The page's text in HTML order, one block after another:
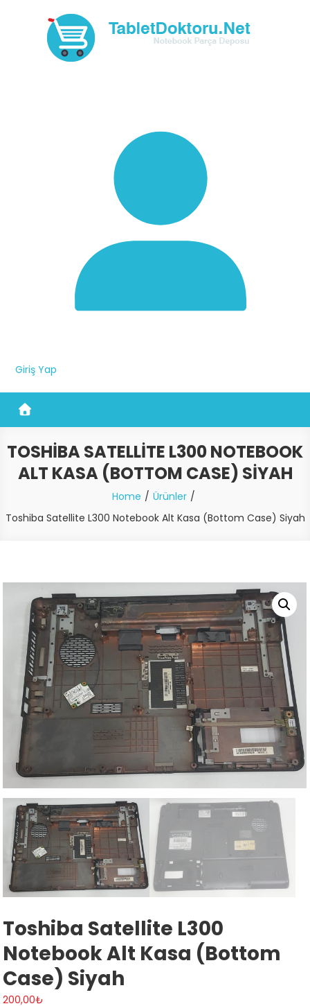
Giriş Yap
TOSHIBA SATELLITE L300 NOTEBOOK
ALT KASA (BOTTOM CASE) SIYAH
Home
Ürünler
Toshiba Satellite L300 Notebook Alt Kasa (Bottom Case) Siyah
Toshiba Satellite L300
Notebook Alt Kasa (Bottom
Case) Siyah
200,00₺